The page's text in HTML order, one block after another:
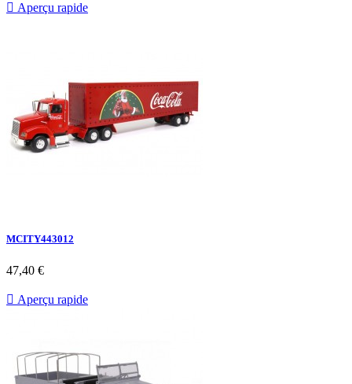
 Aperçu rapide
MCITY443012
47,40 €
 Aperçu rapide